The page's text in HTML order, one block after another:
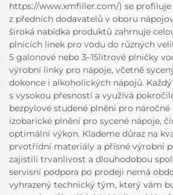
https://www.xmfiller.com/) se profiluje
z předních dodavatelů v oboru
široká nabídka produktů zahrnuje
plnicích linek pro vodu do různých
5 galonové nebo 3–15litrové plničky
výrobní linky pro nápoje, včetně
dokonce i alkoholických nápojů.
s vysokou přesností a využívá
bezpylové studené plnění pro
izobarické plnění pro sycené nápoje,
optimální výkon. Klademe důraz na
prvotřídní materiály a přísné výrobní
zajistili trvanlivost a dlouhodobou
servisní podpora po prodeji nemá
vyhrazený technický tým, který vám